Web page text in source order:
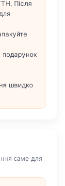
Після
подарунок
швидко
саме для